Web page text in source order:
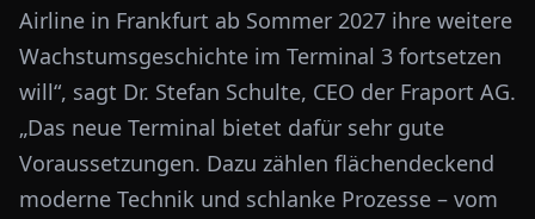
Airline in Frankfurt ab Sommer 2027 ihre weitere
Wachstumsgeschichte im Terminal 3 fortsetzen
will“, sagt Dr. Stefan Schulte, CEO der Fraport AG.
„Das neue Terminal bietet dafür sehr gute
Voraussetzungen. Dazu zählen flächendeckend
moderne Technik und schlanke Prozesse – vom